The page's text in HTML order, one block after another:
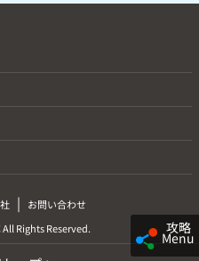
攻略
Menu
|
お問い合わせ
Rights Reserved.